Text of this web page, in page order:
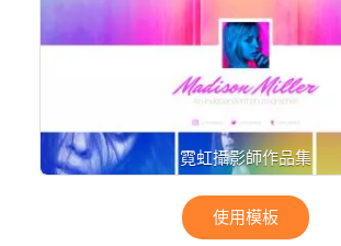
霓虹攝影師作品集
使用模板